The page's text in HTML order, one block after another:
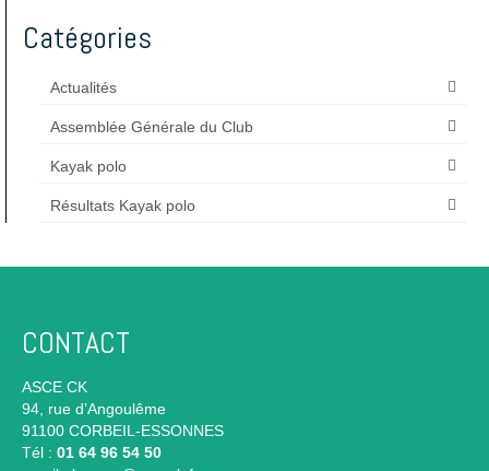
Catégories
Actualités
Assemblée Générale du Club
Kayak polo
Résultats Kayak polo
CONTACT
ASCE CK
94, rue d’Angoulême
91100 CORBEIL-ESSONNES
Tél : 01 64 96 54 50